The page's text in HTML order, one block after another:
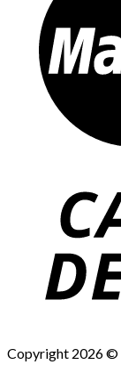
Copyright 2026 ©